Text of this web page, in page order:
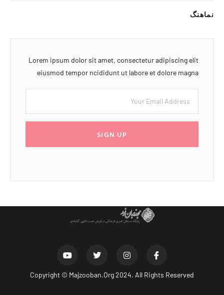
نماهنگ
Lorem ipsum dolor sit amet, consectetur adipiscing elit
eiusmod tempor ncididunt ut labore et dolore magna
SIGN UP
Copyright © Majzooban.Org2024. All Rights Reserved